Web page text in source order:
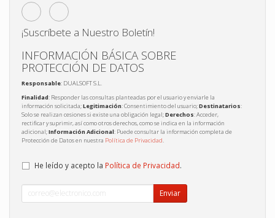
¡Suscríbete a Nuestro Boletín!
INFORMACIÓN BÁSICA SOBRE
PROTECCIÓN DE DATOS
Responsable: DUALSOFT S.L.
Finalidad: Responder las consultas planteadas por el usuario y enviarle la
información solicitada;Legitimación: Consentimiento del usuario;Destinatarios:
Solo se realizan cesiones si existe una obligación legal;Derechos: Acceder,
rectificar y suprimir, así como otros derechos, como se indica en la información
adicional;Información Adicional: Puede consultar la información completa de
Protección de Datos en nuestra Política de Privacidad.
He leído y acepto la Política de Privacidad.
Enviar